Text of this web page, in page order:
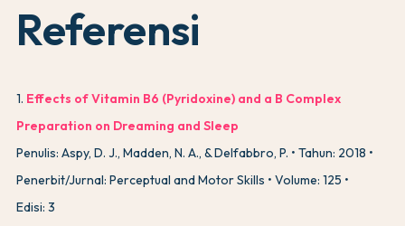
Referensi
1. Effects of Vitamin B6 (Pyridoxine) and a B Complex
Preparation on Dreaming and Sleep
Penulis: Aspy, D. J., Madden, N. A., & Delfabbro, P.
Tahun: 2018
Penerbit/Jurnal: Perceptual and Motor Skills
Volume: 125
Edisi: 3